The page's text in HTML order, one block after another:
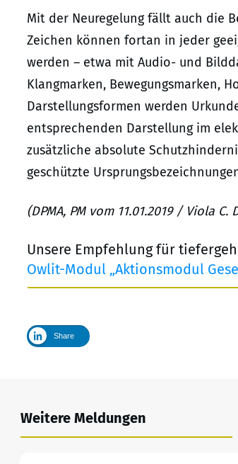
Mit der Neuregelung fällt auch die
Zeichen können fortan in jeder
werden – etwa mit Audio- und
Klangmarken, Bewegungsmarken,
Darstellungsformen werden
entsprechenden Darstellung im
zusätzliche absolute
geschützte
(DPMA, PM vom 11.01.2019 / Viola
Unsere Empfehlung für
Owlit-Modul „Aktionsmodul
Share
Weitere Meldungen